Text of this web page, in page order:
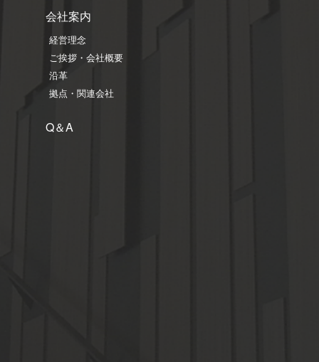
会社案内
経営理念
ご挨拶・会社概要
沿革
拠点・関連会社
Q＆A